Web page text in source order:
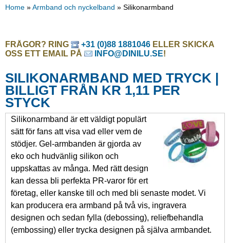
Home »Armband och nyckelband » Silikonarmband
FRÅGOR? RING +31 (0)88 1881046 ELLER SKICKA
OSS ETT EMAIL PÅ
INFO@DINILU.SE!
SILIKONARMBAND MED TRYCK |
BILLIGT FRÅN KR 1,11 PER
STYCK
Silikonarmband är ett väldigt populärt
sätt för fans att visa vad eller vem de
stödjer. Gel-armbanden är gjorda av
eko och hudvänlig silikon och
uppskattas av många. Med rätt design
kan dessa bli perfekta PR-varor för ert
företag, eller kanske till och med bli senaste modet. Vi
kan producera era armband på två vis, ingravera
designen och sedan fylla (debossing), reliefbehandla
(embossing) eller trycka designen på själva armbandet.